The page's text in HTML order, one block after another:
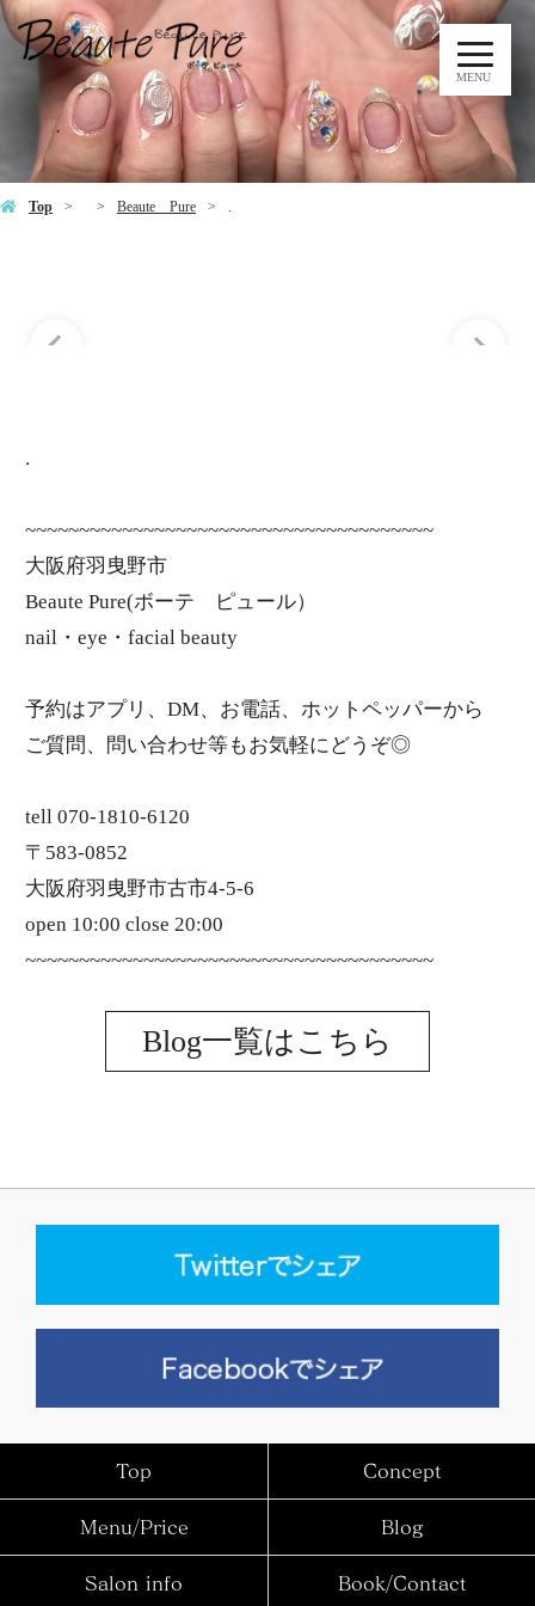
MENU
.
Top Beaute Pure .
.
~~~~~~~~~~~~~~~~~~~~~~~~~~~~~~~~~~~~~~
大阪府羽曳野市
Beaute Pure(ボーテ ピュール）
nail・eye・facial beauty
予約はアプリ、DM、お電話、ホットペッパーから
ご質問、問い合わせ等もお気軽にどうぞ◎
tell 070-1810-6120
〒583-0852
大阪府羽曳野市古市4-5-6
open 10:00 close 20:00
~~~~~~~~~~~~~~~~~~~~~~~~~~~~~~~~~~~~~~
Blog一覧はこちら
Top Concept
Menu/Price Blog
Salon info Book/Contact